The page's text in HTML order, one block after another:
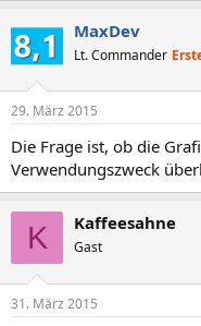
MaxDev
Lt. Commander
29. März 2015
Die Frage ist, ob die
Verwendungszweck
K Kaffeesahne
Gast
31. März 2015